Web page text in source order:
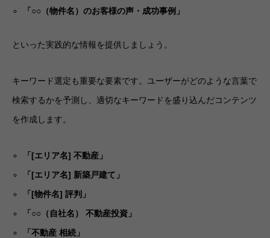
「○○（物件名）のお客様の声・成功事例」
といった実践的な情報を提供しましょう。
キーワード選定も重要な要素です。ユーザーがどのような言葉で
検索するかを予測し、適切なキーワードを盛り込んだコンテンツ
を作成します。
「[エリア名] 不動産」
「[エリア名] 新築戸建て」
「[物件名] 評判」
「○○（自社名） 不動産投資」
「不動産 相続」